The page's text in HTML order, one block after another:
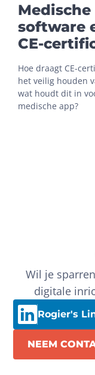
Medische
software
CE-
Hoe draagt CE-
het veilig houden
wat houdt dit in
medische app?
Wil je
digitale
Rogier's
NEEM